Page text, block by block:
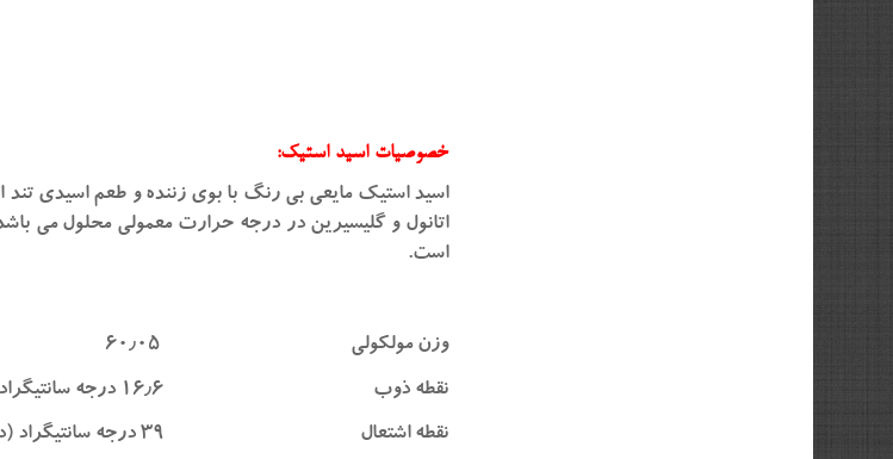
خصوصیات اسید استیک:
اسید استیک مایعی بی رنگ با بوی زننده و طعم اسیدی
اتانول و گلیسیرین در درجه حرارت معمولی محلول می
است.
وزن مولکولی ۶۰٫۰۵
نقطه ذوب ۱۶٫۶ درجه سانتیگراد
نقطه اشتعال ۳۹ درجه سانتیگراد (در ظرف سربسته)